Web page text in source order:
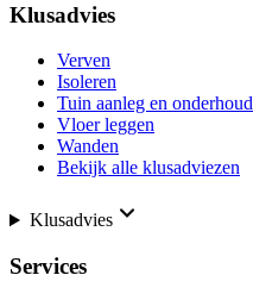
Klusadvies
Verven
Isoleren
Tuin aanleg en onderhoud
Vloer leggen
Wanden
Bekijk alle klusadviezen
Klusadvies
Services